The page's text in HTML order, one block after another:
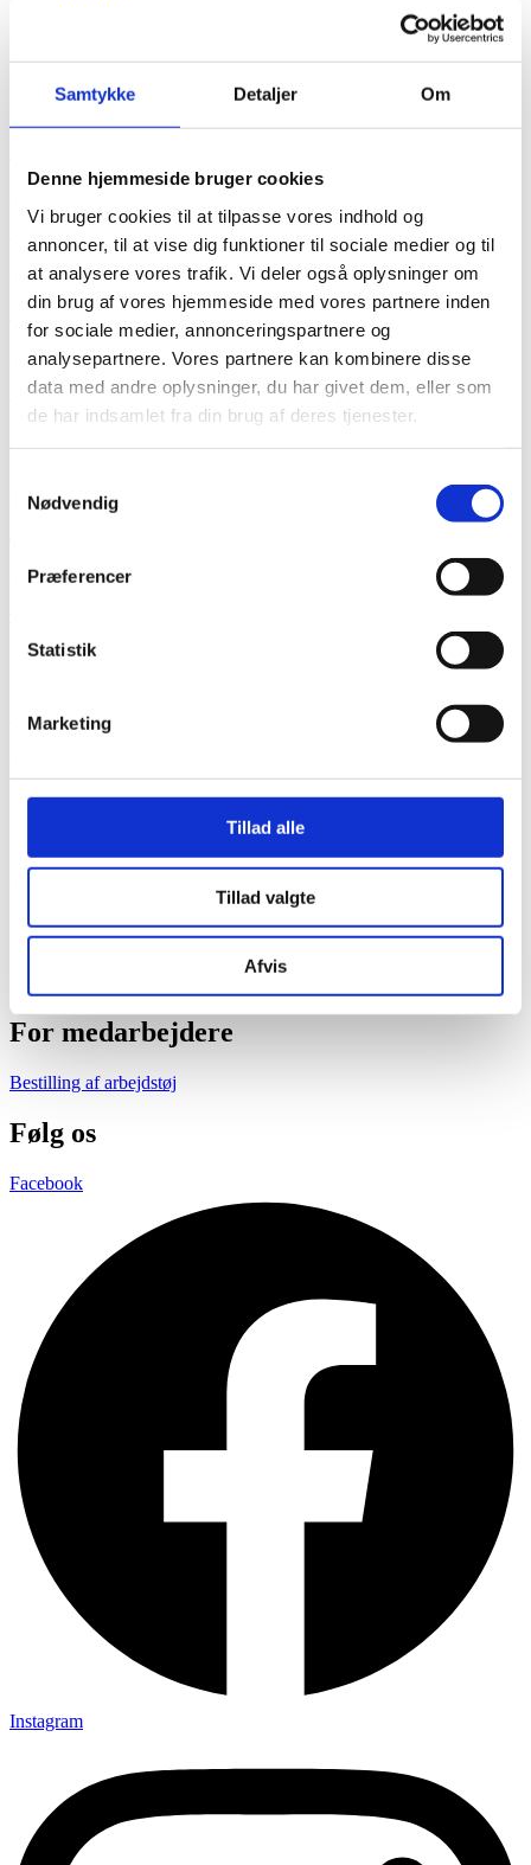
Samtykke Detaljer Om
Denne hjemmeside bruger cookies
Vi bruger cookies til at tilpasse vores indhold og
annoncer, til at vise dig funktioner til sociale medier og til
at analysere vores trafik. Vi deler også oplysninger om
din brug af vores hjemmeside med vores partnere inden
for sociale medier, annonceringspartnere og
analysepartnere. Vores partnere kan kombinere disse
data med andre oplysninger, du har givet dem, eller som
de har indsamlet fra din brug af deres tjenester.
Nødvendig
Præferencer
Statistik
Marketing
Tillad alle
Tillad valgte
Afvis
Kompetencer
Betonrenovering
Facaderenovering
Facaderensning
​Facadeisolering med puds
Kælderrenovering
Epoxy
Om SYLAN®
Om os
Persondata
Kontakt
+45 70 10 15 20
Besøgsadresse
Edwin Rahrs Vej 76,
Kontortid
For medarbejdere
Bestilling af arbejdstøj
Følg os
Facebook
Instagram